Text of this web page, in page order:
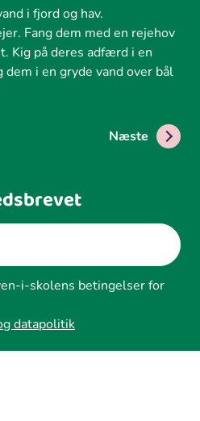
i fjord og hav.
Fang dem med en rejehov
Kig på deres adfærd i en
dem i en gryde vand over bål
Næste
i-skolens betingelser for
datapolitik